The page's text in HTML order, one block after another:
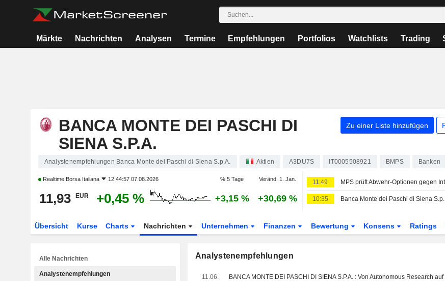
Märkte Nachrichten Analysen Termine Empfehlungen Portfolios Watchlists Trading
BANCA MONTE DEI PASCHI DI
SIENA S.P.A.
Zu einer Liste hinzufügen
Analystenempfehlungen Banca Monte dei Paschi di Siena S.p.A. Aktien A3DU7S IT0005508921 BMPS Banken
Realtime Borsa Italiana 12:44:57 07.08.2026 % 5 Tage Veränd. 1. Jan.
11,93 EUR +0,45 % +3,15 % +30,69 %
11:49
10:35
Übersicht Kurse Charts Nachrichten Unternehmen Finanzen Bewertung Konsens Ratings
Analystenempfehlungen
11.06.
Alle Nachrichten
Analystenempfehlungen